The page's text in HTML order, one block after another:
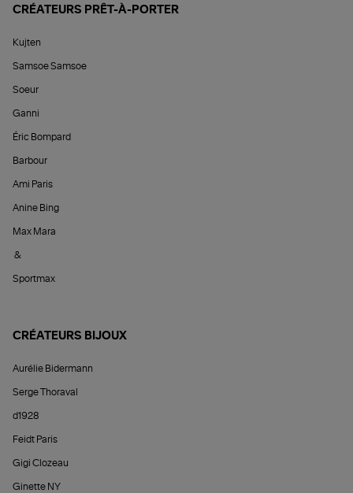
CRÉATEURS PRÊT-À-PORTER
Kujten
Samsoe Samsoe
Soeur
Ganni
Éric Bompard
Barbour
Ami Paris
Anine Bing
Max Mara
&
Sportmax
CRÉATEURS BIJOUX
Aurélie Bidermann
Serge Thoraval
d1928
Feidt Paris
Gigi Clozeau
Ginette NY